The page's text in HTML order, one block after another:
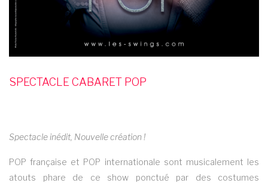
SPECTACLE CABARET POP
Spectacle inédit, Nouvelle création !
POP française et POP internationale sont musicalement les
atouts phare de ce show ponctué par des costumes